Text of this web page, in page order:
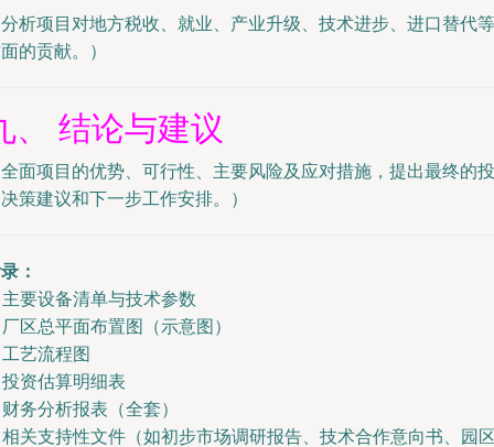
析项目对地方税收、就业、产业升级、技术进步、进口替代等
的贡献。）
、 结论与建议
面项目的优势、可行性、主要风险及应对措施，提出最终的投
策建议和下一步工作安排。）
：
要设备清单与技术参数
区总平面布置图（示意图）
艺流程图
资估算明细表
务分析报表（全套）
关支持性文件（如初步市场调研报告、技术合作意向书、园